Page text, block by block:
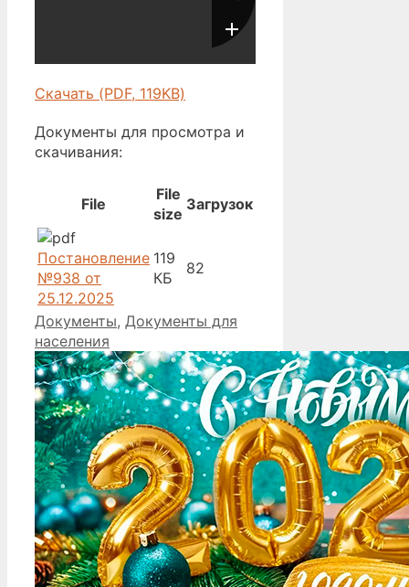
Скачать (PDF, 119KB)
Документы для просмотра и
скачивания:
File
File
size
Загрузок
Постановление
№938 от
25.12.2025
119
КБ
82
Рубрики
Документы, Документы для
населения